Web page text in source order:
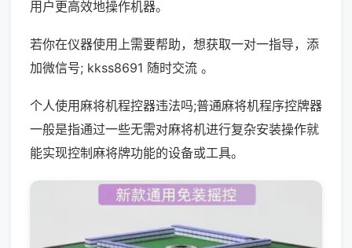
用户更高效地操作机器。
若你在仪器使用上需要帮助，想获取一对一指导，添
加微信号; kkss8691 随时交流 。
个人使用麻将机程控器违法吗;普通麻将机程序控牌器
一般是指通过一些无需对麻将机进行复杂安装操作就
能实现控制麻将牌功能的设备或工具。